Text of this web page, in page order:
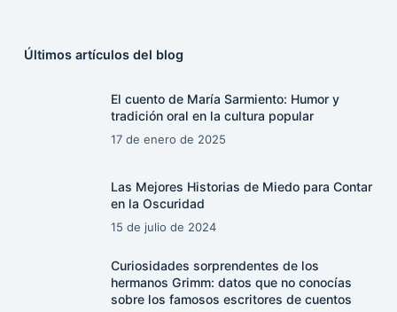
Últimos artículos del blog
El cuento de María Sarmiento: Humor y
tradición oral en la cultura popular
17 de enero de 2025
Las Mejores Historias de Miedo para Contar
en la Oscuridad
15 de julio de 2024
Curiosidades sorprendentes de los
hermanos Grimm: datos que no conocías
sobre los famosos escritores de cuentos